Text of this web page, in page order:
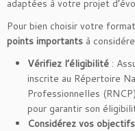
adaptées à votre projet
Pour bien choisir votre
points importants à
Vérifiez l’éligibilité :
inscrite au Répertoire
Professionnelles
pour garantir son
Considérez vos objectifs